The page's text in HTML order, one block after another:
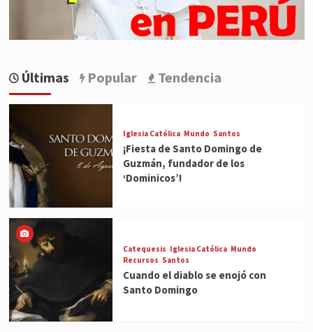
Últimas Popular Tendencia
Iglesia Católica Mundo Santos
¡Fiesta de Santo Domingo de
Guzmán, fundador de los
‘Dominicos’!
Catequesis Iglesia Católica Mundo
Recursos Santos
Cuando el diablo se enojó con
Santo Domingo